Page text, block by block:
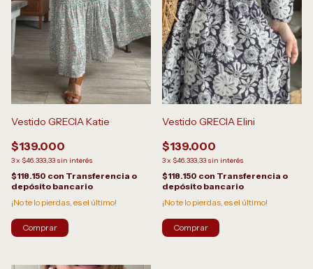
Vestido GRECIA Katie
$139.000
3x $46.333,33 sin interés
$118.150 con Transferencia o
depósito bancario
¡No te lo pierdas, es el último!
Vestido GRECIA Elini
$139.000
3x $46.333,33 sin interés
$118.150 con Transferencia o
depósito bancario
¡No te lo pierdas, es el último!